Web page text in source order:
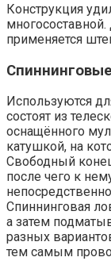
Конструкция
применяется
Спиннинговые
Используются
состоят из
оснащённого
катушкой, на
Свободный
после чего к
Спиннинговая
а затем
разных
тем самым